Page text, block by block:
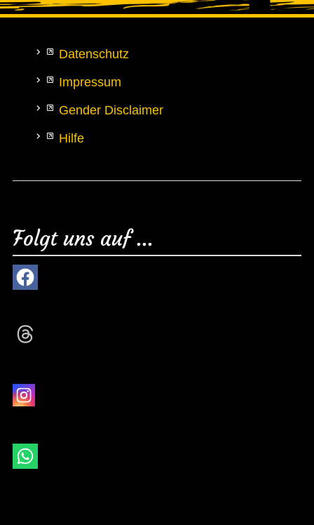
Datenschutz
Impressum
Gender Disclaimer
Hilfe
Folgt uns auf ...